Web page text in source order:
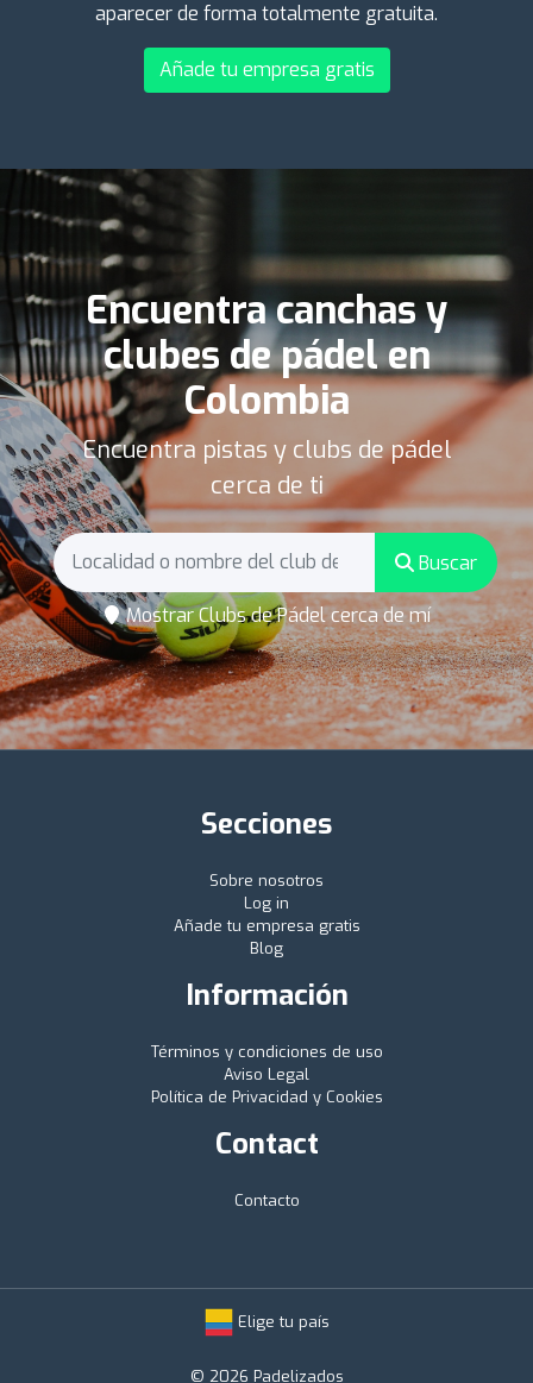
aparecer de forma totalmente gratuita.
Añade tu empresa gratis
Encuentra canchas y
clubes de pádel en
Colombia
Encuentra pistas y clubs de pádel
cerca de ti
Buscar
Mostrar Clubs de Pádel cerca de mí
Secciones
Sobre nosotros
Log in
Añade tu empresa gratis
Blog
Información
Términos y condiciones de uso
Aviso Legal
Política de Privacidad y Cookies
Contact
Contacto
Elige tu país
© 2026 Padelizados